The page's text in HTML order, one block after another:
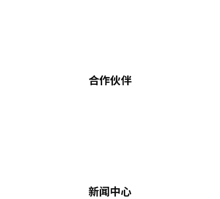
合作伙伴
新闻中心